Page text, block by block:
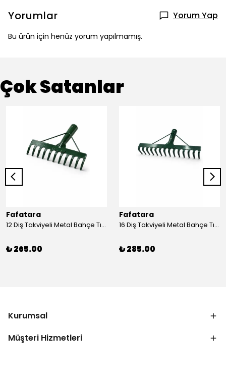
Yorumlar Yorum Yap
Bu ürün için henüz yorum yapılmamış.
Çok Satanlar
Fafatara
12 Diş Takviyeli Metal Bahçe Tırmığı – Dayanıklı, Geniş Ağızlı Yaprak ve Toprak Tırmığı
₺ 265.00
Fafatara
16 Diş Takviyeli Metal Bahçe Tırmığı – Dayanıklı, Geniş Ağızlı Toprak ve Yaprak Tırmığı
₺ 285.00
Kurumsal
Müşteri Hizmetleri